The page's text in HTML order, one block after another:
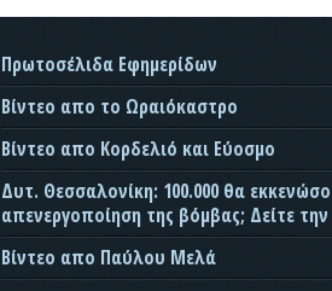
Πρωτοσέλιδα Εφημερίδων
Βίντεο απο το Ωραιόκαστρο
Βίντεο απο Κορδελιό και Εύοσμο
Δυτ. Θεσσαλονίκη: 100.000 θα
απενεργοποίηση της βόμβας; Δείτε
Βίντεο απο Παύλου Μελά